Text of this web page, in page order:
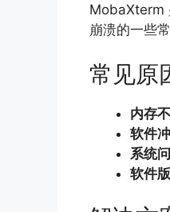
MobaXterm
崩溃的一些
常见原
内存
软件
系统
软件